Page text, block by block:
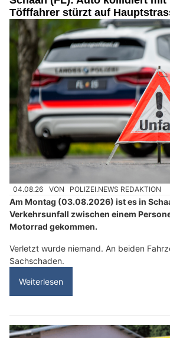
Töfffahrer stürzt auf
04.08.26 VON POLIZEI.NEWS REDAKTION
Am Montag (03.08.2026) ist es in
Verkehrsunfall zwischen einem
Motorrad gekommen.
Verletzt wurde niemand. An beiden
Sachschaden.
Weiterlesen